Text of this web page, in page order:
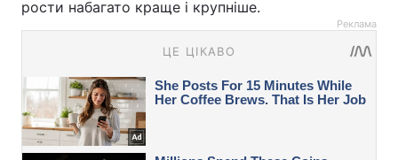
рости набагато краще і крупніше.
Реклама